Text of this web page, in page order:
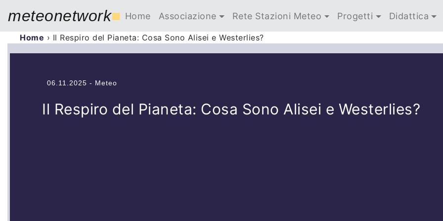
meteonetwork■ Home Associazione Rete Stazioni Meteo Progetti Didattica
Home › Il Respiro del Pianeta: Cosa Sono Alisei e Westerlies?
06.11.2025 - Meteo
Il Respiro del Pianeta: Cosa Sono Alisei e Westerlies?